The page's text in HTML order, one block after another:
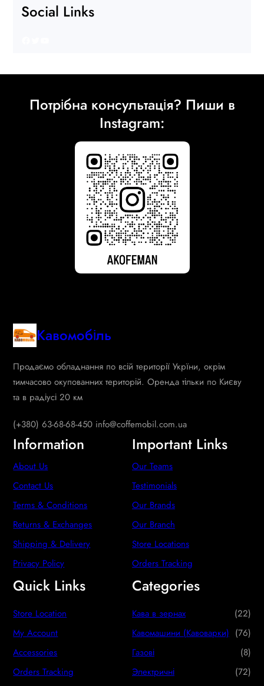
Social Links
Потрібна консультація? Пиши в
Instagram:
Кавомобіль
Продаємо обладнання по всій території Укрїни, окрім
тимчасово окупованних територій. Оренда тільки по Києву
та в радіусі 20 км
(+380) 63-68-68-450 info@coffemobil.com.ua
Information
About Us
Contact Us
Terms & Conditions
Returns & Exchanges
Shipping & Delivery
Privacy Policy
Important Links
Our Teams
Testimonials
Our Brands
Our Branch
Store Locations
Orders Tracking
Quick Links
Store Location
My Account
Accessories
Orders Tracking
Categories
Кава в зернах 222
2
p
r
Кавомашини (Кавоварки) 767
6
p
Газові 88
p
Электричні 727